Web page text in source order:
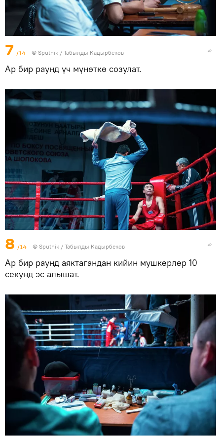
7 /14 © Sputnik / Табылды Кадырбеков
Ар бир раунд үч мүнөткө созулат.
8 /14 © Sputnik / Табылды Кадырбеков
Ар бир раунд аяктагандан кийин мушкерлер 10
секунд эс алышат.